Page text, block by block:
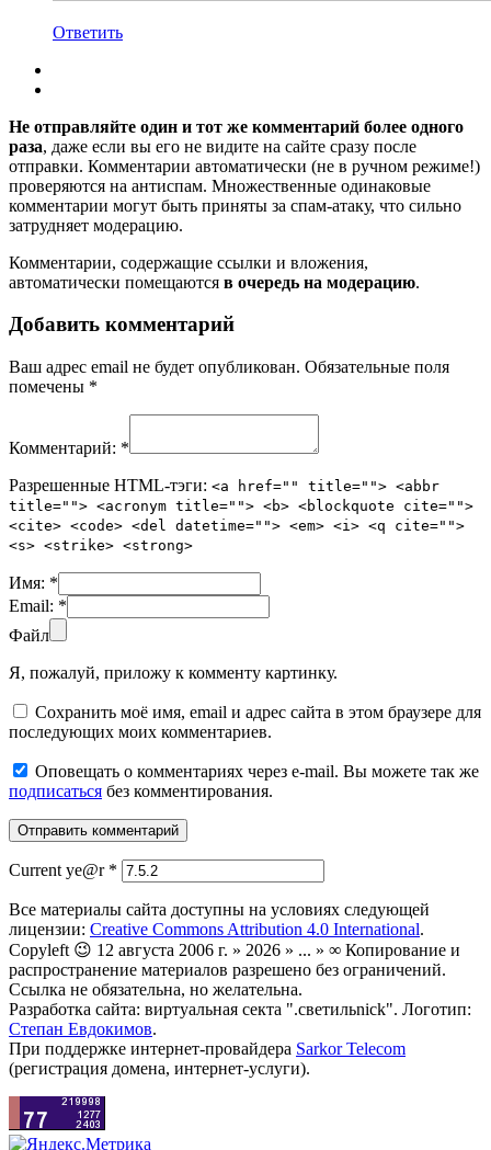
Ответить
Не отправляйте один и тот же комментарий более одного
раза, даже если вы его не видите на сайте сразу после
отправки. Комментарии автоматически (не в ручном режиме!)
проверяются на антиспам. Множественные одинаковые
комментарии могут быть приняты за спам-атаку, что сильно
затрудняет модерацию.
Комментарии, содержащие ссылки и вложения,
автоматически помещаются в очередь на модерацию.
Добавить комментарий
Ваш адрес email не будет опубликован. Обязательные поля
помечены *
Комментарий: *
Разрешенные HTML-тэги: <a href="" title=""> <abbr
title=""> <acronym title=""> <b> <blockquote cite="">
<cite> <code> <del datetime=""> <em> <i> <q cite="">
<s> <strike> <strong>
Имя: *
Email: *
Файл
Я, пожалуй, приложу к комменту картинку.
Сохранить моё имя, email и адрес сайта в этом браузере для
последующих моих комментариев.
Оповещать о комментариях через e-mail. Вы можете так же
подписаться без комментирования.
Current ye@r *
Все материалы сайта доступны на условиях следующей
лицензии: Creative Commons Attribution 4.0 International.
Copyleft 😉 12 августа 2006 г. » 2026 » ... » ∞ Копирование и
распространение материалов разрешено без ограничений.
Ссылка не обязательна, но желательна.
Разработка сайта: виртуальная секта ".светильnick". Логотип:
Степан Евдокимов.
При поддержке интернет-провайдера Sarkor Telecom
(регистрация домена, интернет-услуги).